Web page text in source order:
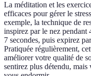
La méditation et les
efficaces pour gérer le
exemple, la technique de
inspirez par le nez pendant
7 secondes, puis expirez
Pratiquée régulièrement,
améliorer votre qualité de
sentirez plus détendu,